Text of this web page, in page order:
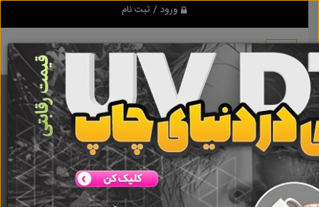
ورود / ثبت نام
برنامه اندروید تبلیغ شو
مرجع نیازمندیها و تبلیغات اینترنتی